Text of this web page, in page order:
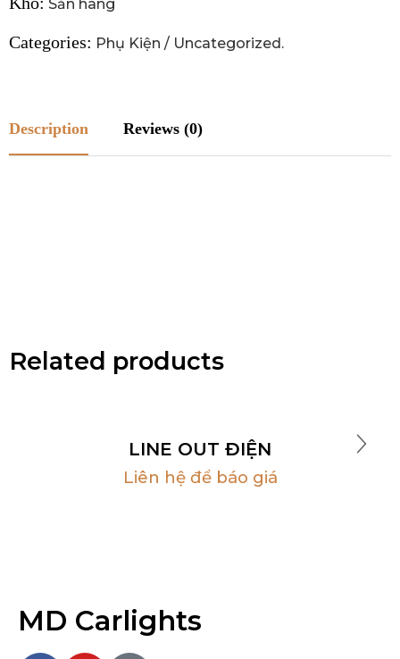
Sẵn hàng
Categories: Phụ Kiện / Uncategorized.
Description Reviews (0)
Related products
LINE OUT ĐIỆN
Liên hệ để báo giá
MD Carlights